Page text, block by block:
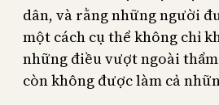
dân, và rằng những người
một cách cụ thể không chỉ
những điều vượt ngoài
còn không được làm cả